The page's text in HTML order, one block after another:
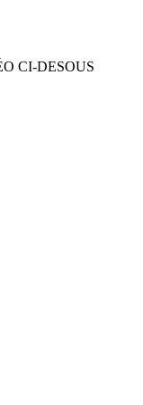
CI-DESOUS